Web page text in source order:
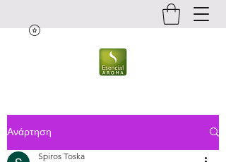
Ανάρτηση
Spiros Toska